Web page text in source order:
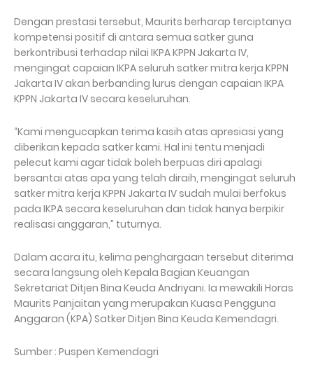
Dengan prestasi tersebut, Maurits berharap terciptanya
kompetensi positif di antara semua satker guna
berkontribusi terhadap nilai IKPA KPPN Jakarta IV,
mengingat capaian IKPA seluruh satker mitra kerja KPPN
Jakarta IV akan berbanding lurus dengan capaian IKPA
KPPN Jakarta IV secara keseluruhan.
“Kami mengucapkan terima kasih atas apresiasi yang
diberikan kepada satker kami. Hal ini tentu menjadi
pelecut kami agar tidak boleh berpuas diri apalagi
bersantai atas apa yang telah diraih, mengingat seluruh
satker mitra kerja KPPN Jakarta IV sudah mulai berfokus
pada IKPA secara keseluruhan dan tidak hanya berpikir
realisasi anggaran,” tuturnya.
Dalam acara itu, kelima penghargaan tersebut diterima
secara langsung oleh Kepala Bagian Keuangan
Sekretariat Ditjen Bina Keuda Andriyani. Ia mewakili Horas
Maurits Panjaitan yang merupakan Kuasa Pengguna
Anggaran (KPA) Satker Ditjen Bina Keuda Kemendagri.
Sumber : Puspen Kemendagri